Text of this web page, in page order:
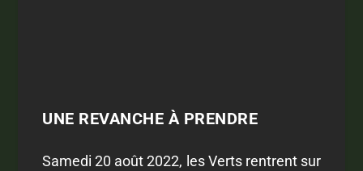
UNE REVANCHE À PRENDRE
Samedi 20 août 2022, les Verts rentrent sur